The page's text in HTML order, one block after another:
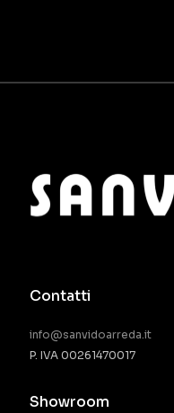
Contatti
info@sanvidoarreda.it
P. IVA 00261470017
Showroom